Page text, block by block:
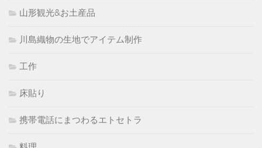
山形観光&お土産品
川島織物の生地でアイテム制作
工作
床貼り
携帯電話にまつわるエトセトラ